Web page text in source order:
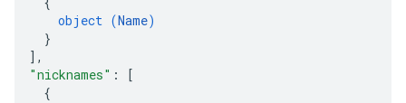
object (Name)
}
] ,
"nicknames" :
[
{